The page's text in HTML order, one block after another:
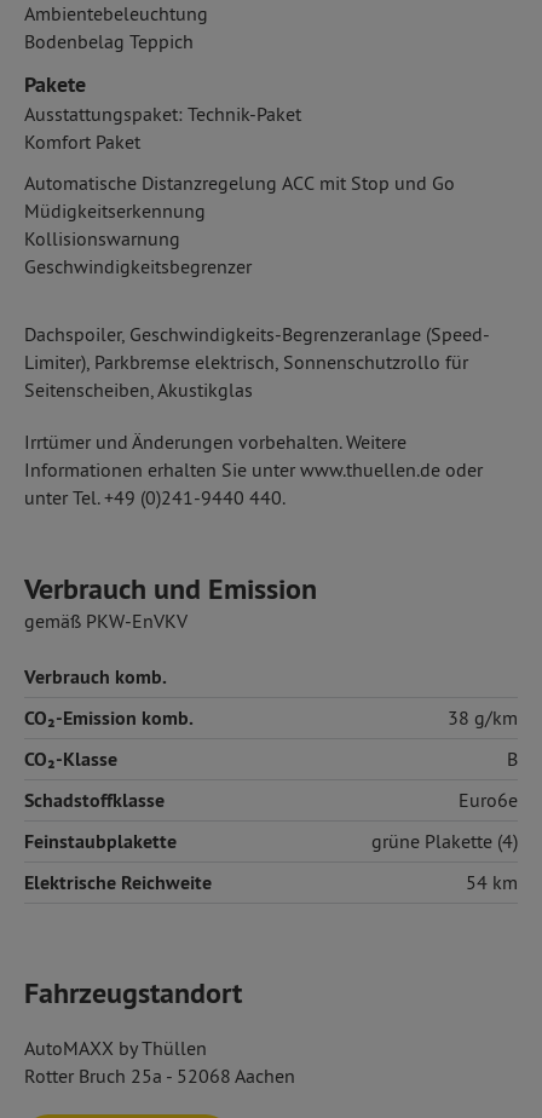
Ambientebeleuchtung
Bodenbelag Teppich
Pakete
Ausstattungspaket: Technik-Paket
Komfort Paket
Automatische Distanzregelung ACC mit Stop und Go
Müdigkeitserkennung
Kollisionswarnung
Geschwindigkeitsbegrenzer
Dachspoiler, Geschwindigkeits-Begrenzeranlage (Speed-
Limiter), Parkbremse elektrisch, Sonnenschutzrollo für
Seitenscheiben, Akustikglas
Irrtümer und Änderungen vorbehalten. Weitere
Informationen erhalten Sie unter www.thuellen.de oder
unter Tel. +49 (0)241-9440 440.
Verbrauch und Emission
gemäß PKW-EnVKV
Verbrauch komb.
CO₂-Emission komb.
38 g/km
CO₂-Klasse B
Schadstoffklasse Euro6e
Feinstaubplakette grüne Plakette (4)
Elektrische Reichweite 54 km
Fahrzeugstandort
AutoMAXX by Thüllen
Rotter Bruch 25a - 52068 Aachen